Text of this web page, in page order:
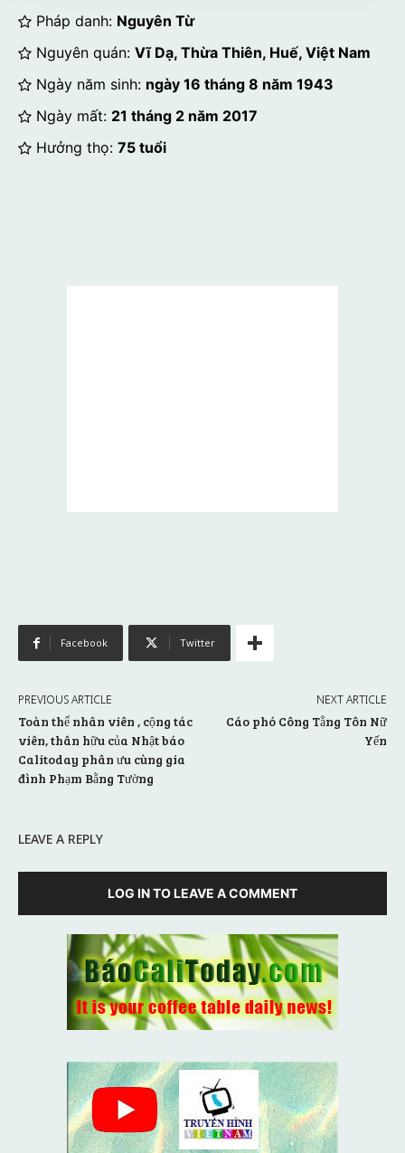
Pháp danh: Nguyên Từ
Nguyên quán: Vĩ Dạ, Thừa Thiên, Huế, Việt Nam
Ngày năm sinh: ngày 16 tháng 8 năm 1943
Ngày mất: 21 tháng 2 năm 2017
Hưởng thọ: 75 tuổi
Facebook Twitter
PREVIOUS ARTICLE
Toàn thể nhân viên , cộng tác
viên, thân hữu của Nhật báo
Calitoday phân ưu cùng gia
đình Phạm Bằng Tường
NEXT ARTICLE
Cáo phó Công Tằng Tôn Nữ
Yến
LEAVE A REPLY
LOG IN TO LEAVE A COMMENT